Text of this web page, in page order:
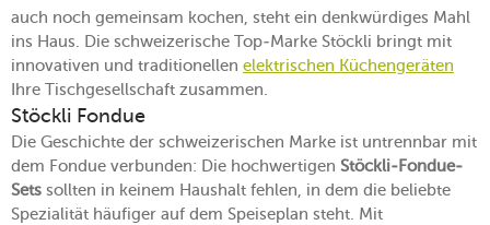
auch noch gemeinsam kochen, steht ein denkwürdiges Mahl
ins Haus. Die schweizerische Top-Marke Stöckli bringt mit
innovativen und traditionellen elektrischen Küchengeräten
Ihre Tischgesellschaft zusammen.
Stöckli Fondue
Die Geschichte der schweizerischen Marke ist untrennbar mit
dem Fondue verbunden: Die hochwertigen Stöckli-Fondue-
Sets sollten in keinem Haushalt fehlen, in dem die beliebte
Spezialität häufiger auf dem Speiseplan steht. Mit